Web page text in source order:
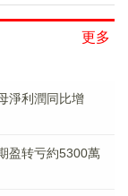
更多
淨利潤同比增
盈转亏約5300萬